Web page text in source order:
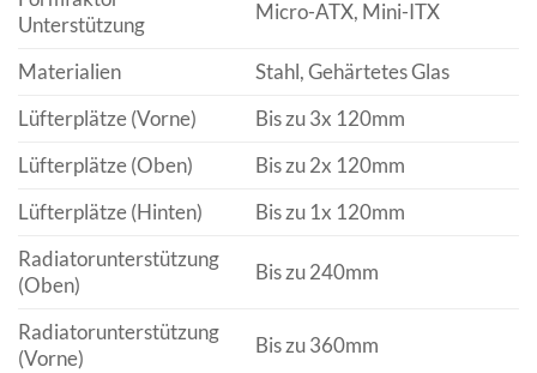
Unterstützung
Micro-ATX, Mini-ITX
Materialien
Stahl, Gehärtetes Glas
Lüfterplätze (Vorne)
Bis zu 3x 120mm
Lüfterplätze (Oben)
Bis zu 2x 120mm
Lüfterplätze (Hinten)
Bis zu 1x 120mm
Radiatorunterstützung
(Oben)
Bis zu 240mm
Radiatorunterstützung
(Vorne)
Bis zu 360mm